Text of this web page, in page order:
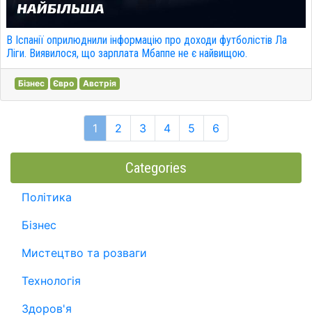
В Іспанії оприлюднили інформацію про доходи футболістів Ла
Ліги. Виявилося, що зарплата Мбаппе не є найвищою.
Бізнес Євро Австрія
1 2 3 4 5 6
Categories
Політика
Бізнес
Мистецтво та розваги
Технологія
Здоров'я